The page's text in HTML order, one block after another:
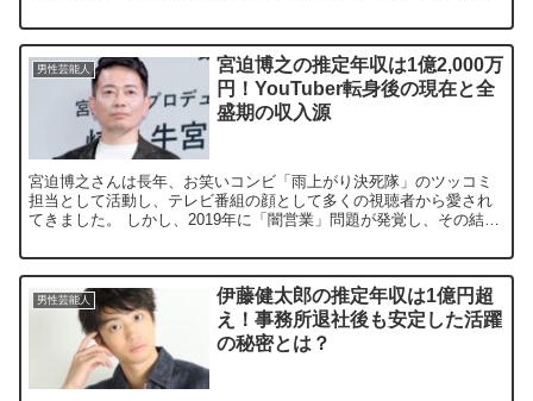
男性芸能人
宮迫博之の推定年収は1億2,000万
円！YouTuber転身後の現在と全
盛期の収入源
宮迫博之さんは長年、お笑いコンビ「雨上がり決死隊」のツッコミ
担当として活動し、テレビ番組の顔として多くの視聴者から愛され
てきました。 しかし、2019年に「闇営業」問題が発覚し、その結
男性芸能人
伊藤健太郎の推定年収は1億円超
え！事務所退社後も安定した活躍
の秘密とは？